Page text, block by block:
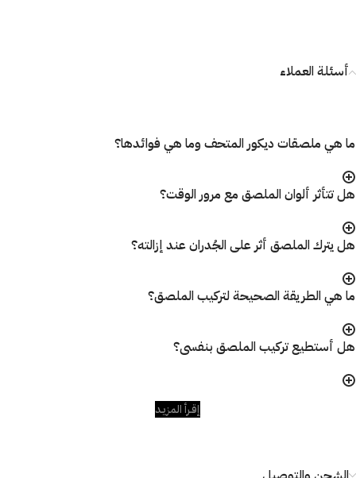
أسئلة العملاء
ما هي ملصقات ديكور المتحف وما هي فوائدها؟
هل تتأثر ألوان الملصق مع مرور الوقت؟
هل يترك الملصق أثر على الجُدران عند إزالته؟
ما هي الطريقة الصحيحة لتركيب الملصق؟
هل أستطيع تركيب الملصق بنفسى؟
إقـرأ المزيـد